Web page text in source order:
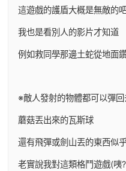
這遊戲的護盾大概是無敵的
我也是看別人的影片才知道
例如救同學那邊土蛇從地面
※敵人發射的物體都可以彈回
蘑菇丟出來的瓦斯球
還有飛彈或劍山丟的東西似
老實說我對這類格鬥遊戲(咦